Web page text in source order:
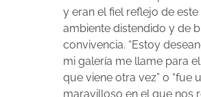
y eran el fiel reflejo de este
ambiente distendido y de
convivencia. “Estoy
mi galería me llame para
que viene otra vez” o “fue
maravilloso en el que nos